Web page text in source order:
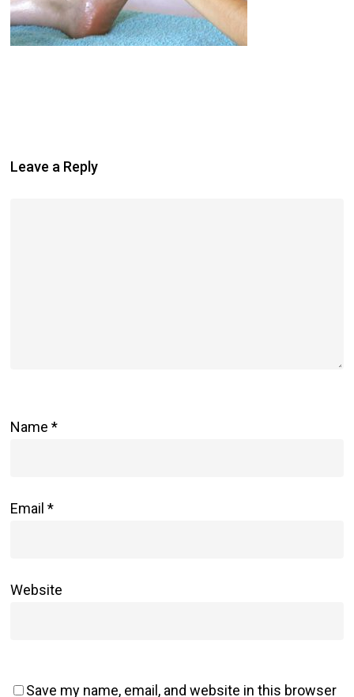
Leave a Reply
Name*
Email*
Website
Save my name, email, and website in this browser